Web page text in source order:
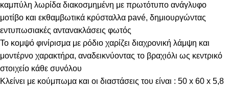
καμπύλη λωρίδα διακοσμημένη με πρωτότυπο ανάγλυφο
μοτίβο και εκθαμβωτικά κρύσταλλα pavé, δημιουργώντας
εντυπωσιακές αντανακλάσεις φωτός
Το κομψό φινίρισμα με ρόδιο χαρίζει διαχρονική λάμψη και
μοντέρνο χαρακτήρα, αναδεικνύοντας το βραχιόλι ως κεντρικό
στοιχείο κάθε συνόλου
Κλείνει με κούμπωμα και οι διαστάσεις του είναι : 50 x 60 x 5,8